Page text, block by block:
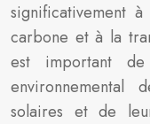
significativement
carbone et à la
est important
environnemental
solaires et de